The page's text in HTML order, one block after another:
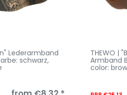
Lederarmband
schwarz,
THEWO |
Armband
color: